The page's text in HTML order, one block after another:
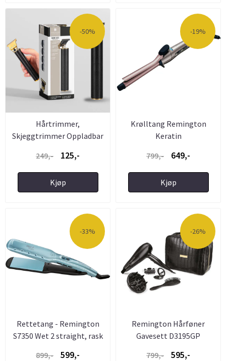
-50%
Hårtrimmer,
Skjeggtrimmer Oppladbar
249,- 125,-
Kjøp
-19%
Krølltang Remington
Keratin
799,-
649,-
Kjøp
-33%
Rettetang - Remington
S7350 Wet 2 straight, rask
899,- 599,-
-26%
Remington Hårføner
Gavesett D3195GP
799,-
595,-